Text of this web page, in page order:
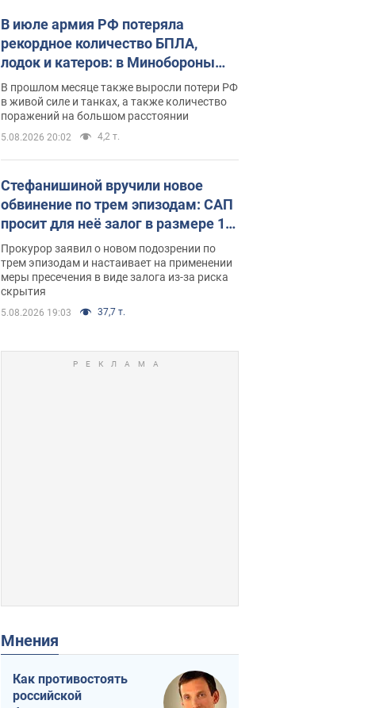
В июле армия РФ потеряла
рекордное количество БПЛА,
лодок и катеров: в Минобороны
обнародовали статистику
В прошлом месяце также выросли потери РФ
в живой силе и танках, а также количество
поражений на большом расстоянии
5.08.2026 20:02 4,2 т.
Стефанишиной вручили новое
обвинение по трем эпизодам: САП
просит для неё залог в размере 15
млн грн
Прокурор заявил о новом подозрении по
трем эпизодам и настаивает на применении
меры пресечения в виде залога из-за риска
скрытия
5.08.2026 19:03 37,7 т.
Мнения
Как противостоять
российской